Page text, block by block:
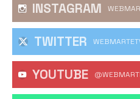
INSTAGRAM
TWITTER
YOUTUBE